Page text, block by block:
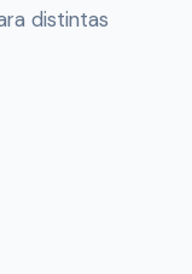
distintas